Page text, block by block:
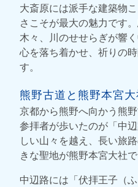
大斎原には派手な建築物
さこそが最大の魅力です
木々、川のせせらぎが響
心を落ち着かせ、祈りの
す。
熊野古道と熊野本宮大
京都から熊野へ向かう熊
参拝者が歩いたのが「中
しい山々を越え、長い旅
きな聖地が熊野本宮大社で
中辺路には「伏拝王子（